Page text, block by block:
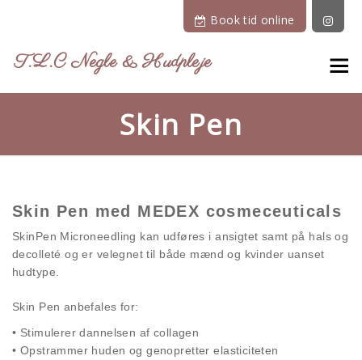
Book tid online
T.L.C Negle & Hudpleje
Skin Pen
Skin Pen med MEDEX cosmeceuticals
SkinPen Microneedling kan udføres i ansigtet samt på hals og
decolleté og er velegnet til både mænd og kvinder uanset
hudtype.
Skin Pen anbefales for:
• Stimulerer dannelsen af collagen
• Opstrammer huden og genopretter elasticiteten